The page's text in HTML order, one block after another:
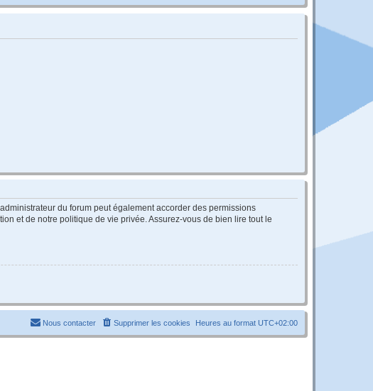
du forum peut également accorder des permissions
et de notre politique de vie privée. Assurez-vous de bien lire tout le
Heures au format UTC+02:00
Supprimer les cookies
Nous contacter